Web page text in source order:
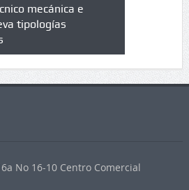
mecánica e
tipologías
cuáles
No 16-10 Centro Comercial